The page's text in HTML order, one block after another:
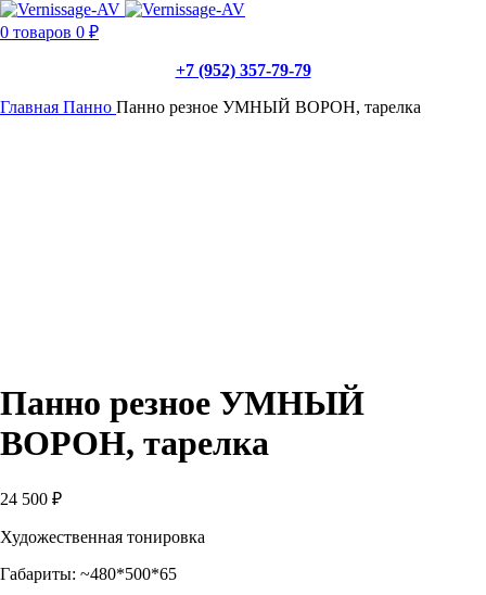
0 товаров 0 ₽
+7 (952) 357-79-79
Главная Панно Панно резное УМНЫЙ ВОРОН, тарелка
Панно резное УМНЫЙ
ВОРОН, тарелка
24 500 ₽
Художественная тонировка
Габариты: ~480*500*65